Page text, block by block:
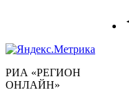
РИА «РЕГИОН
ОНЛАЙН»